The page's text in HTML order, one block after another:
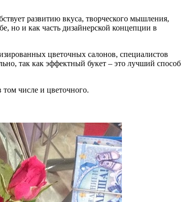
развитию вкуса, творческого мышления,
но и как часть дизайнерской концепции в
цветочных салонов, специалистов
так как эффектный букет – это лучший способ
числе и цветочного.